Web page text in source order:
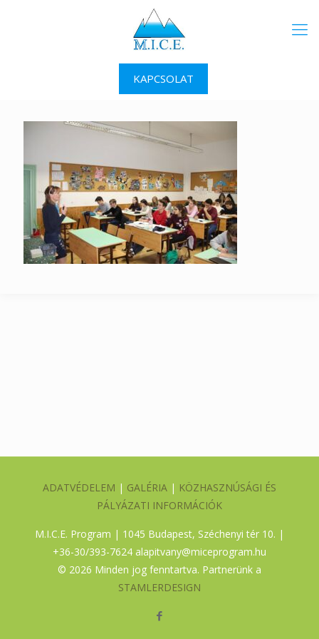
KAPCSOLAT
ADATVÉDELEM | GALÉRIA | KÖZHASZNÚSÁGI ÉS
PÁLYÁZATI INFORMÁCIÓK
M.I.C.E. Program | 1045 Budapest, Széchenyi tér 10. |
+36-30/393-7624 alapitvany@miceprogram.hu
© 2026 Minden jog fenntartva. Partnerünk a
STAMLERDESIGN